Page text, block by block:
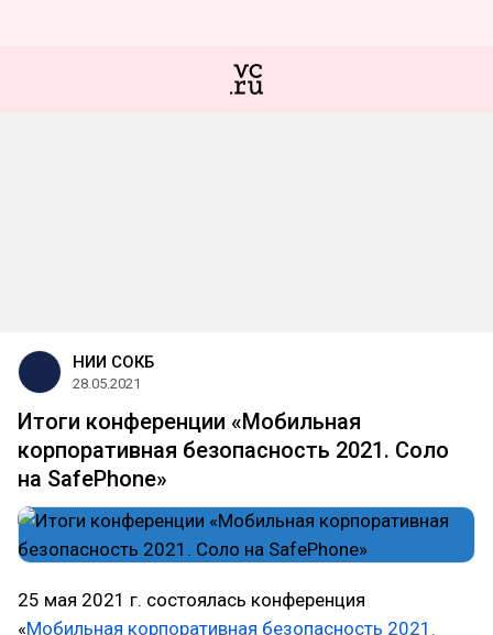
НИИ СОКБ
28.05.2021
Итоги конференции «Мобильная
корпоративная безопасность 2021. Соло
на SafePhone»
25 мая 2021 г. состоялась конференция
«Мобильная корпоративная безопасность 2021.